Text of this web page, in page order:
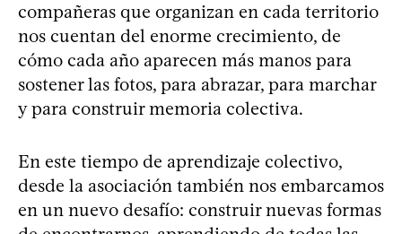
compañeras que organizan en cada territorio
nos cuentan del enorme crecimiento, de
cómo cada año aparecen más manos para
sostener las fotos, para abrazar, para marchar
y para construir memoria colectiva.
En este tiempo de aprendizaje colectivo,
desde la asociación también nos embarcamos
en un nuevo desafío: construir nuevas formas